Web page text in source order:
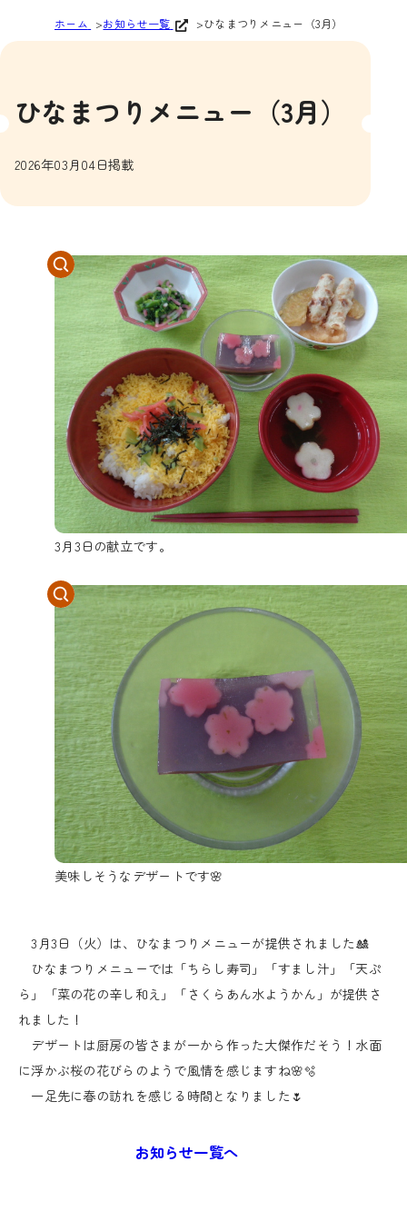
ホーム お知らせ一覧 ひなまつりメニュー（3月）
ひなまつりメニュー（3月）
2026年03月04日掲載
3月3日の献立です。
美味しそうなデザートです🌸
3月3日（火）は、ひなまつりメニューが提供されました🎎
ひなまつりメニューでは「ちらし寿司」「すまし汁」「天ぷ
ら」「菜の花の辛し和え」「さくらあん水ようかん」が提供さ
れました！
デザートは厨房の皆さまが一から作った大傑作だそう！水面
に浮かぶ桜の花びらのようで風情を感じますね🌸🫧
一足先に春の訪れを感じる時間となりました🌷
お知らせ一覧へ